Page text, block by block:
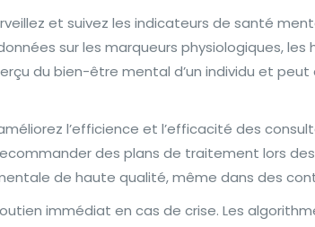
et suivez les indicateurs de santé
sur les marqueurs physiologiques, les
du bien-être mental d’un individu et
l’efficience et l’efficacité des
des plans de traitement lors
de haute qualité, même dans des
immédiat en cas de crise. Les